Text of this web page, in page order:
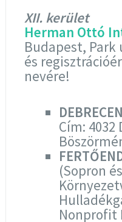
XII. kerület
Herman Ottó
Budapest,
és
nevére!
DEBRECEN
Cím: 4032
(Sopron
Nonprofit